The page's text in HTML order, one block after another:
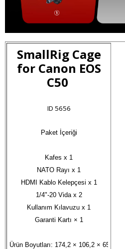
SmallRig Cage
for Canon EOS
C50
ID 5656
Paket İçeriği
Kafes x 1
NATO Rayı x 1
HDMI Kablo Kelepçesi x 1
1/4"-20 Vida x 2
Kullanım Kılavuzu x 1
Garanti Kartı × 1
Ürün Boyutları: 174,2 × 106,2 × 65,8 mm